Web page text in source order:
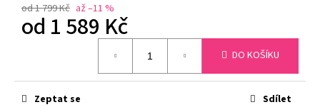
od 1 799 Kč až –11 %
od 1 589 Kč
DO KOŠÍKU
Zeptat se Sdílet
PODPRSENKA
KOSTICÍ
80505
ČERNÁ